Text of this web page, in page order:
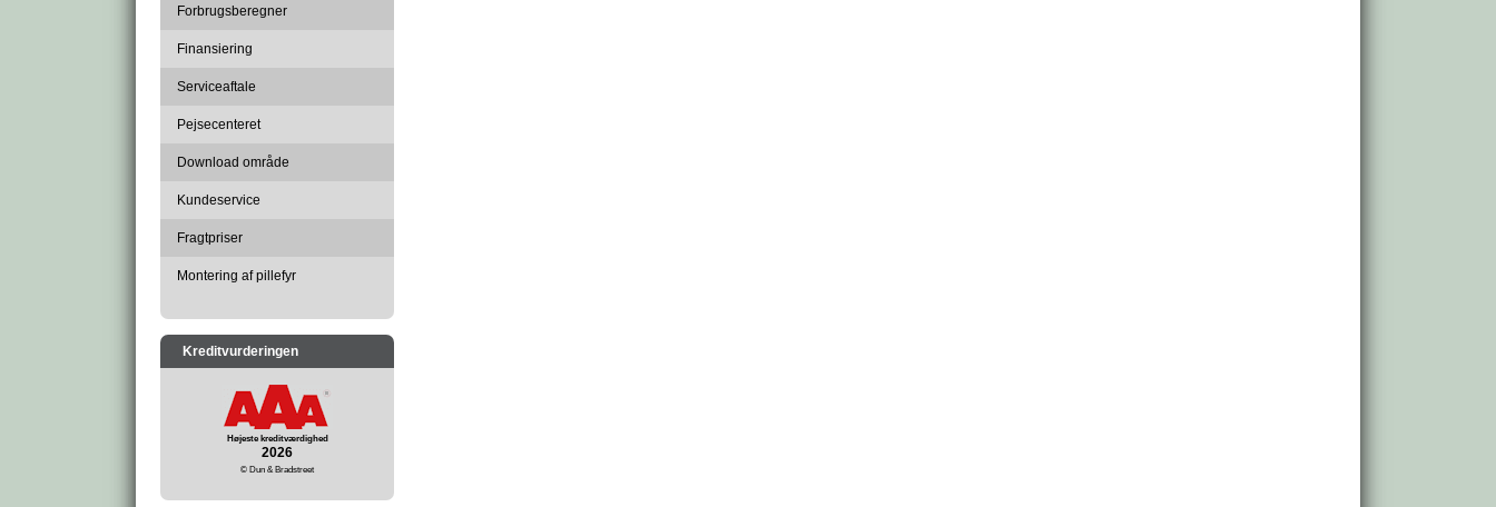
Forbrugsberegner
Finansiering
Serviceaftale
Pejsecenteret
Download område
Kundeservice
Fragtpriser
Montering af pillefyr
Kreditvurderingen
Højeste kreditværdighed
2026
© Dun & Bradstreet